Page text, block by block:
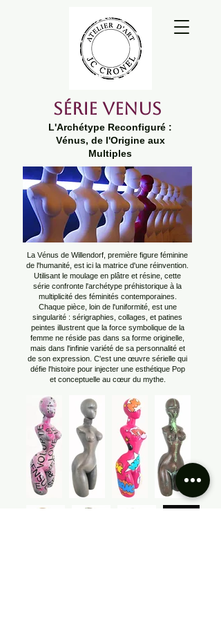
Série Venus
L'Archétype Reconfiguré :
Vénus, de l'Origine aux
Multiples
La Vénus de Willendorf, première figure féminine
de l'humanité, est ici la matrice d'une réinvention.
Utilisant le moulage en plâtre et résine, cette
série confronte l'archétype préhistorique à la
multiplicité des féminités contemporaines.
Chaque pièce, loin de l'uniformité, est une
singularité : sérigraphies, collages, et patines
peintes illustrent que la force symbolique de la
femme ne réside pas dans sa forme originelle,
mais dans l'infinie variété de sa personnalité et
de son expression. C'est une œuvre sérielle qui
défie l'histoire pour injecter une esthétique Pop
et conceptuelle au cœur du mythe.